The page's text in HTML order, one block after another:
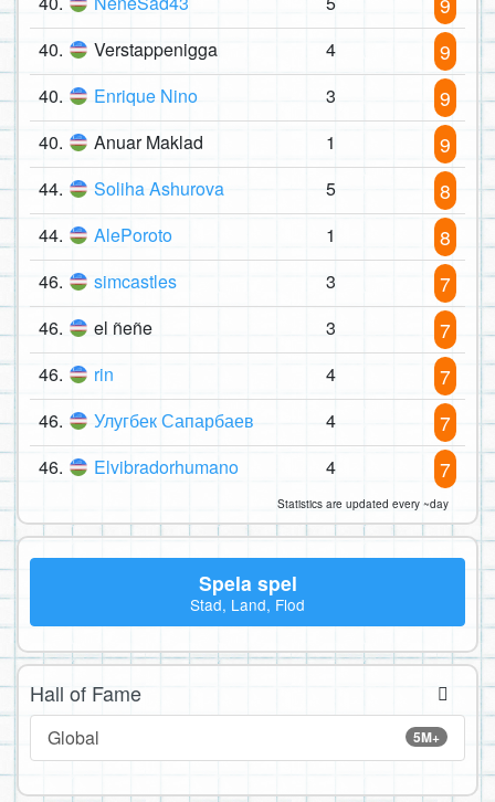
40. Verstappenigga 4 9
40. Enrique Nino 3 9
40. Anuar Maklad 1 9
44. Soliha Ashurova 5 8
44. AlePoroto 1 8
46. simcastles 3 7
46. el ñeñe 3 7
46. rin 4 7
46. Улугбек Сапарбаев 4 7
46. Elvibradorhumano 4 7
Statistics are updated every ~day
Spela spel
Stad, Land, Flod
Hall of Fame
5M+
Global